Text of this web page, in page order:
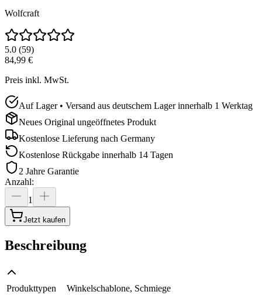
Wolfcraft
5.0 (59)
84,99 €
Preis inkl. MwSt.
Auf Lager • Versand aus deutschem Lager innerhalb 1 Werktag
Neues Original ungeöffnetes Produkt
Kostenlose Lieferung nach Germany
Kostenlose Rückgabe innerhalb 14 Tagen
2 Jahre Garantie
Anzahl:
1
Jetzt kaufen
Beschreibung
Produkttypen
Winkelschablone, Schmiege